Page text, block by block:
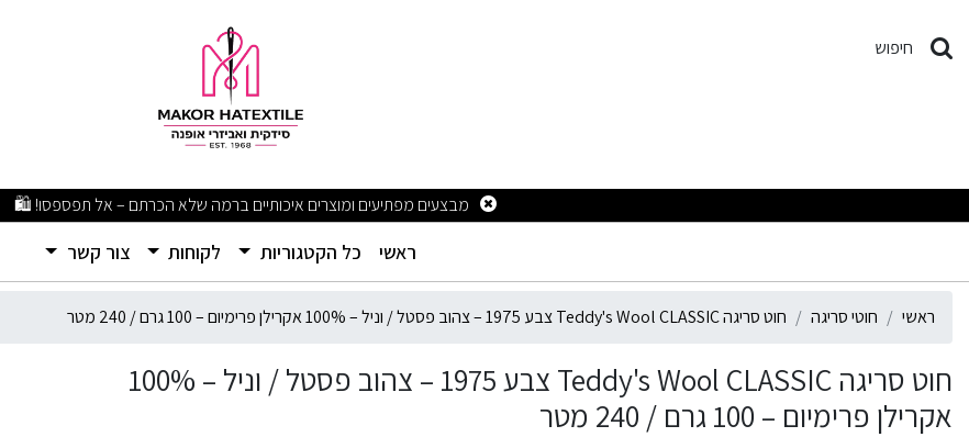
חוט סריגה Teddy's Wool CLASSIC צבע 1975 – צהוב פסטל / וניל – 100% אקרילן פרימיום – 100 גרם / 240 מטר
חיפוש
מבצעים מפתיעים ומוצרים איכותיים ברמה שלא הכרתם – אל תפספסו! 🛍️
ראשי
(current) כל הקטגוריות לקוחות צור קשר
ראשי חוטי סריגה חוט סריגה Teddy's Wool CLASSIC צבע 1975 – צהוב פסטל / וניל – 100% אקרילן פרימיום – 100 גרם / 240 מטר
חוט סריגה Teddy's Wool CLASSIC צבע 1975 – צהוב פסטל / וניל – 100%
אקרילן פרימיום – 100 גרם / 240 מטר